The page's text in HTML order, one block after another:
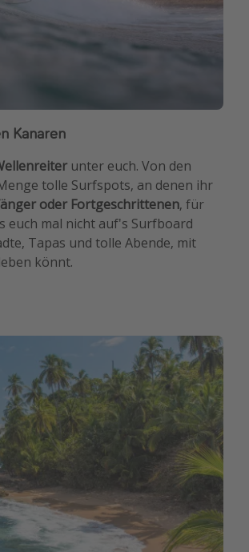
Kanaren
unter euch. Von den
tolle Surfspots, an denen ihr
oder Fortgeschrittenen, für
euch mal nicht auf's Surfboard
Tapas und tolle Abende, mit
könnt.